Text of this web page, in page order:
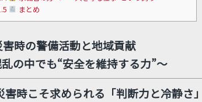
まとめ
害時の警備活動と地域貢献
の中でも“安全を維持する力”～
害時こそ求められる「判断力と冷静さ」